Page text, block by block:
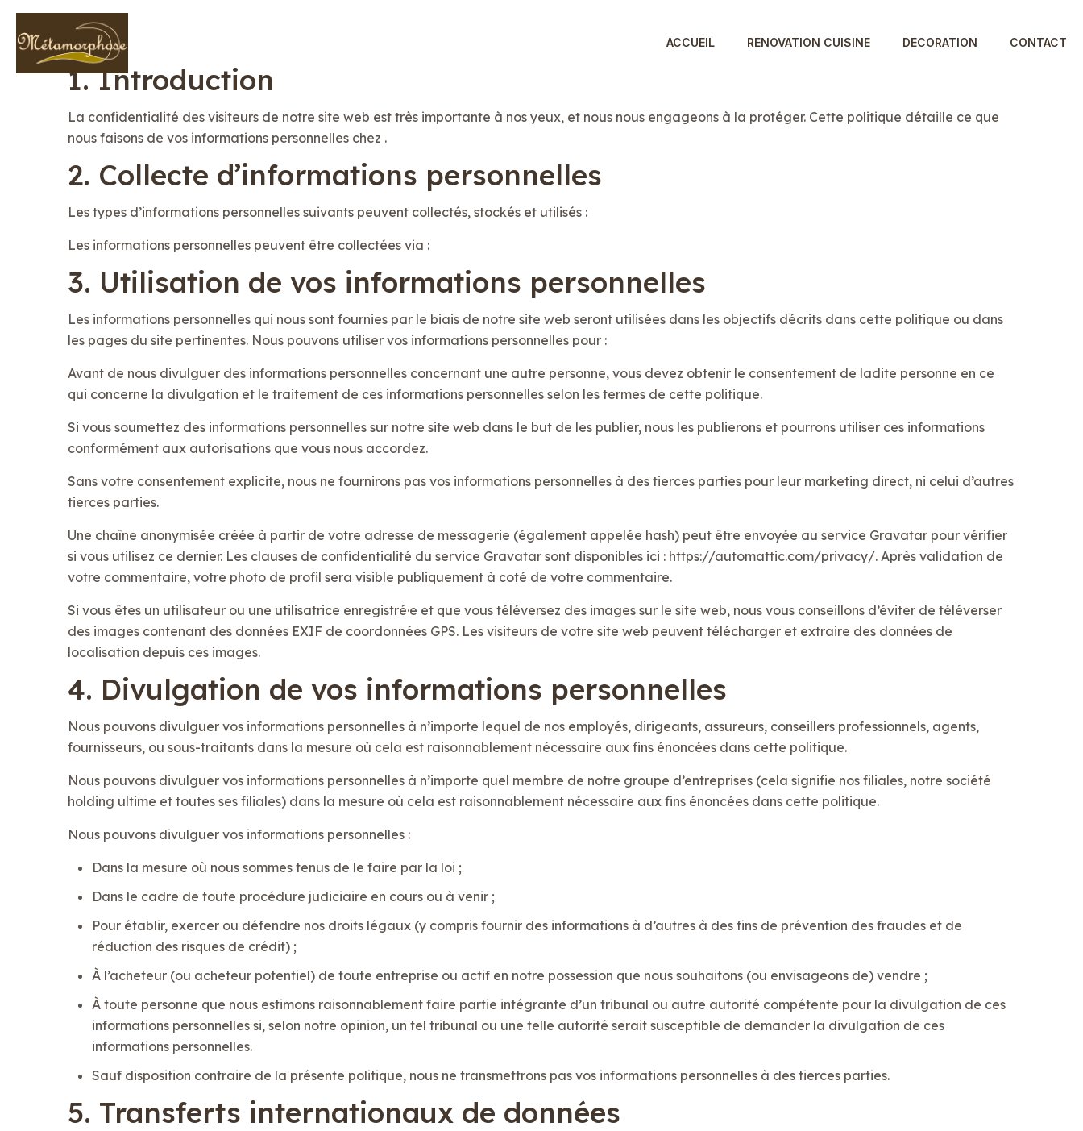
ACCUEIL RENOVATION CUISINE DECORATION CONTACT
1. Introduction
La confidentialité des visiteurs de notre site web est très importante à nos yeux, et nous nous engageons à la protéger. Cette politique détaille ce que
nous faisons de vos informations personnelles chez .
2. Collecte d’informations personnelles
Les types d’informations personnelles suivants peuvent collectés, stockés et utilisés :
Les informations personnelles peuvent être collectées via :
3. Utilisation de vos informations personnelles
Les informations personnelles qui nous sont fournies par le biais de notre site web seront utilisées dans les objectifs décrits dans cette politique ou dans
les pages du site pertinentes. Nous pouvons utiliser vos informations personnelles pour :
Avant de nous divulguer des informations personnelles concernant une autre personne, vous devez obtenir le consentement de ladite personne en ce
qui concerne la divulgation et le traitement de ces informations personnelles selon les termes de cette politique.
Si vous soumettez des informations personnelles sur notre site web dans le but de les publier, nous les publierons et pourrons utiliser ces informations
conformément aux autorisations que vous nous accordez.
Sans votre consentement explicite, nous ne fournirons pas vos informations personnelles à des tierces parties pour leur marketing direct, ni celui d’autres
tierces parties.
Une chaîne anonymisée créée à partir de votre adresse de messagerie (également appelée hash) peut être envoyée au service Gravatar pour vérifier
si vous utilisez ce dernier. Les clauses de confidentialité du service Gravatar sont disponibles ici : https://automattic.com/privacy/. Après validation de
votre commentaire, votre photo de profil sera visible publiquement à coté de votre commentaire.
Si vous êtes un utilisateur ou une utilisatrice enregistré·e et que vous téléversez des images sur le site web, nous vous conseillons d’éviter de téléverser
des images contenant des données EXIF de coordonnées GPS. Les visiteurs de votre site web peuvent télécharger et extraire des données de
localisation depuis ces images.
4. Divulgation de vos informations personnelles
Nous pouvons divulguer vos informations personnelles à n’importe lequel de nos employés, dirigeants, assureurs, conseillers professionnels, agents,
fournisseurs, ou sous-traitants dans la mesure où cela est raisonnablement nécessaire aux fins énoncées dans cette politique.
Nous pouvons divulguer vos informations personnelles à n’importe quel membre de notre groupe d’entreprises (cela signifie nos filiales, notre société
holding ultime et toutes ses filiales) dans la mesure où cela est raisonnablement nécessaire aux fins énoncées dans cette politique.
Nous pouvons divulguer vos informations personnelles :
Dans la mesure où nous sommes tenus de le faire par la loi ;
Dans le cadre de toute procédure judiciaire en cours ou à venir ;
Pour établir, exercer ou défendre nos droits légaux (y compris fournir des informations à d’autres à des fins de prévention des fraudes et de
réduction des risques de crédit) ;
À l’acheteur (ou acheteur potentiel) de toute entreprise ou actif en notre possession que nous souhaitons (ou envisageons de) vendre ;
À toute personne que nous estimons raisonnablement faire partie intégrante d’un tribunal ou autre autorité compétente pour la divulgation de ces
informations personnelles si, selon notre opinion, un tel tribunal ou une telle autorité serait susceptible de demander la divulgation de ces
informations personnelles.
Sauf disposition contraire de la présente politique, nous ne transmettrons pas vos informations personnelles à des tierces parties.
5. Transferts internationaux de données